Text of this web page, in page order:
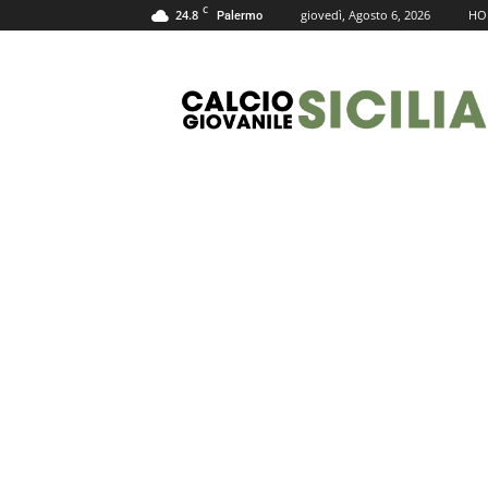
24.8 C Palermo giovedì, Agosto 6, 2026
Giovanile
Sicilia